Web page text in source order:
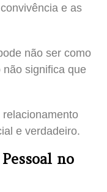
e as
não ser como
significa que
e verdadeiro.
no